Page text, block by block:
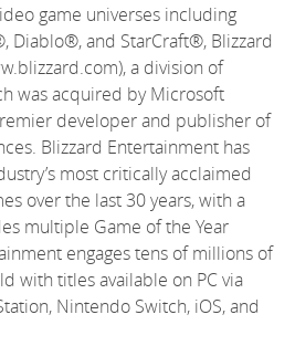
game universes including
Diablo®, and StarCraft®, Blizzard
a division of
wasacquired by Microsoft
developer and publisher of
Blizzard Entertainment has
most critically acclaimed
over the last 30 years, with a
multiple Game of the Year
engages tens of millions of
with titles available on PC via
Nintendo Switch, iOS, and